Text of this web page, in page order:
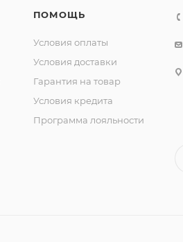
ПОМОЩЬ
Условия оплаты
Условия доставки
Гарантия на товар
Условия кредита
Программа лояльности